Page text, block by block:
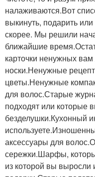
налаживаются.Вот
выкинуть, подарить
скорее. Мы решили
ближайшие
карточки ненужных
носки.Ненужные
цветы.Ненужные
для волос.Старые
подходят или которые
безделушки.Кухонный
аксессуары для
сережки.Шарфы,
из которой вы